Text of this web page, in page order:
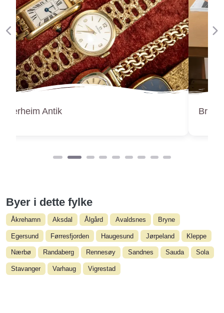
Bruktbutikken Om Igjen
Forige
Byer i dette fylke
Åkrehamn Aksdal Ålgård Avaldsnes Bryne
Egersund Førresfjorden Haugesund Jørpeland Kleppe
Nærbø Randaberg Rennesøy Sandnes Sauda Sola
Stavanger Varhaug Vigrestad